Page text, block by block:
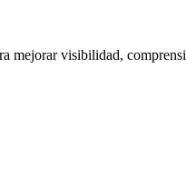
mejorar visibilidad,